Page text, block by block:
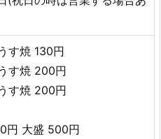
す焼 130円
す焼 200円
す焼 200円
円 大盛 500円